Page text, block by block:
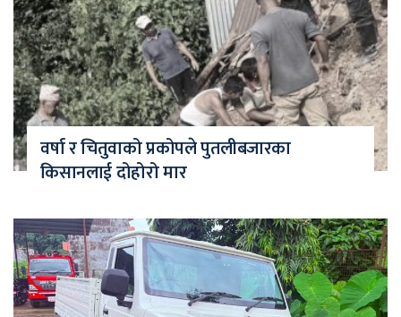
वर्षा र चितुवाको प्रकोपले पुतलीबजारका
किसानलाई दोहोरो मार